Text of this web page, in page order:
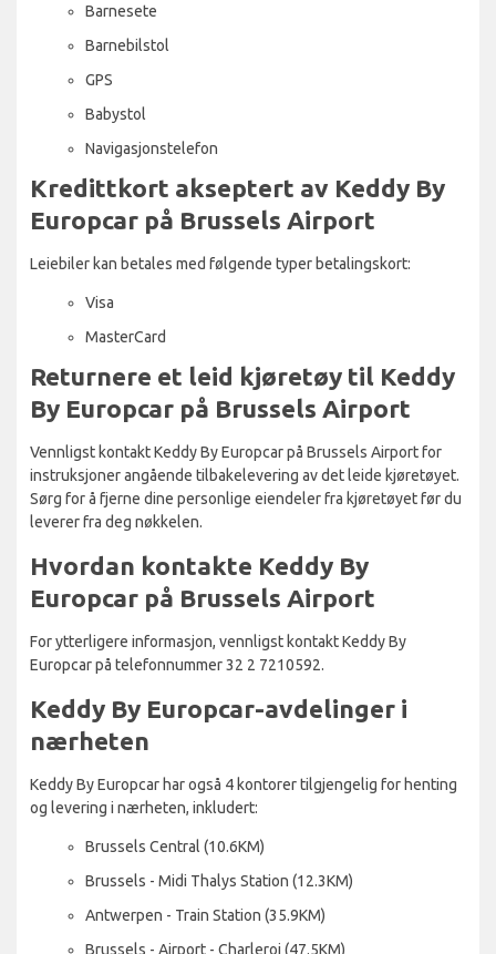
Barnesete
Barnebilstol
GPS
Babystol
Navigasjonstelefon
Kredittkort akseptert av Keddy By
Europcar på Brussels Airport
Leiebiler kan betales med følgende typer betalingskort:
Visa
MasterCard
Returnere et leid kjøretøy til Keddy
By Europcar på Brussels Airport
Vennligst kontakt Keddy By Europcar på Brussels Airport for
instruksjoner angående tilbakelevering av det leide kjøretøyet.
Sørg for å fjerne dine personlige eiendeler fra kjøretøyet før du
leverer fra deg nøkkelen.
Hvordan kontakte Keddy By
Europcar på Brussels Airport
For ytterligere informasjon, vennligst kontakt Keddy By
Europcar på telefonnummer 32 2 7210592.
Keddy By Europcar-avdelinger i
nærheten
Keddy By Europcar har også 4 kontorer tilgjengelig for henting
og levering i nærheten, inkludert:
Brussels Central (10.6KM)
Brussels - Midi Thalys Station (12.3KM)
Antwerpen - Train Station (35.9KM)
Brussels - Airport - Charleroi (47.5KM)